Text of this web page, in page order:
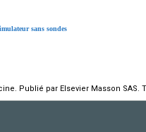
sans sondes
Publié par Elsevier Masson SAS.